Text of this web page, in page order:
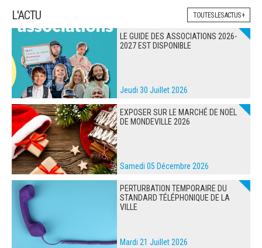
L'ACTU TOUTES LES ACTUS +
LE GUIDE DES ASSOCIATIONS 2026-
2027 EST DISPONIBLE
Jeudi 30 Juillet 2026
EXPOSER SUR LE MARCHÉ DE NOËL
DE MONDEVILLE 2026
Samedi 05 Décembre 2026
PERTURBATION TEMPORAIRE DU
STANDARD TÉLÉPHONIQUE DE LA
VILLE
Mardi 21 Juillet 2026